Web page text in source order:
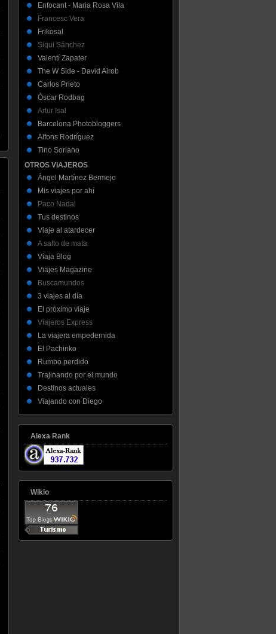
Enfocant - Maria Rosa Vila
Francesc Vera
Frikosal
Siqui Sánchez
Valentí Zapater
The W Side - David Airob
Carlos Prieto
Òscar Rodbag
Artur Isal
Barcelona Photobloggers
Alfons Rodríguez
Tino Soriano
OTROS VIAJEROS
Ángel Martínez Bermejo
Mis viajes por ahí
Paco Nadal
Tus destinos
Viaje al atardecer
A salto de mata
Viaja Blog
Viajes Magazine
Buscamundos
3 viajes al día
El próximo viaje
Viajeros Express
La viajera empedernida
El Pachinko
Rumbo perdido
Trajinando por el mundo
Destinos actuales
Viajando con Diego
Alexa Rank
Wikio